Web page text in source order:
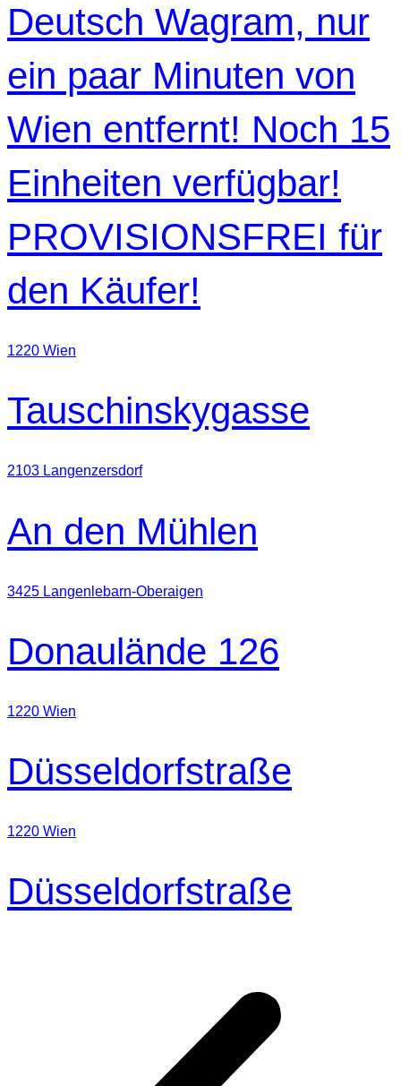
Deutsch Wagram, nur
ein paar Minuten von
Wien entfernt! Noch 15
Einheiten verfügbar!
PROVISIONSFREI für
den Käufer!
1220 Wien
Tauschinskygasse
2103 Langenzersdorf
An den Mühlen
3425 Langenlebarn-Oberaigen
Donaulände 126
1220 Wien
Düsseldorfstraße
1220 Wien
Düsseldorfstraße